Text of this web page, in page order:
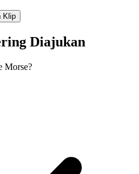
Klip
Diajukan
Morse?